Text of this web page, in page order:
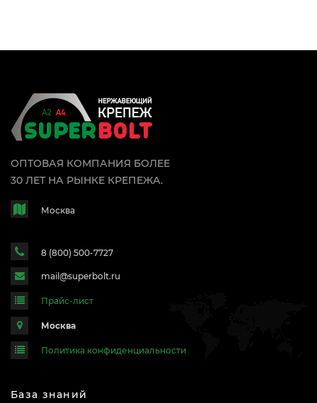
ОПТОВАЯ КОМПАНИЯ БОЛЕЕ
30 ЛЕТ НА РЫНКЕ КРЕПЕЖА.
Москва
8 (800) 500-7727
mail@superbolt.ru
Прайс-лист
Москва
Политика конфиденциальности
База знаний